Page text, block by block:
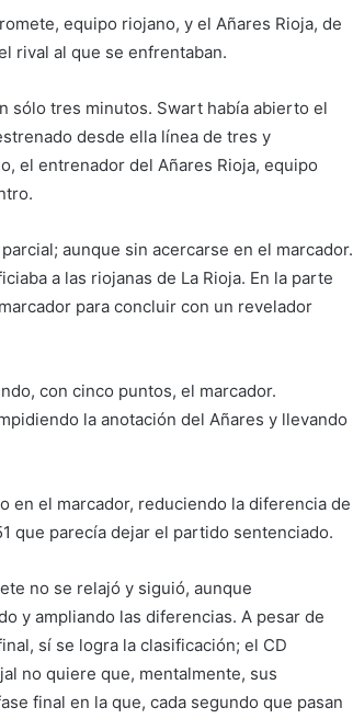
equipo riojano, y el Añares Rioja, de
rival al que se enfrentaban.
sólo tres minutos. Swart había abierto el
desde ella línea de tres y
el entrenador del Añares Rioja, equipo
aunque sin acercarse en el marcador.
a las riojanas de La Rioja. En la parte
para concluir con un revelador
con cinco puntos, el marcador.
la anotación del Añares y llevando
en el marcador, reduciendo la diferencia de
que parecía dejar el partido sentenciado.
no se relajó y siguió, aunque
y ampliando las diferencias. A pesar de
sí se logra la clasificación; el CD
no quiere que, mentalmente, sus
final en la que, cada segundo que pasan